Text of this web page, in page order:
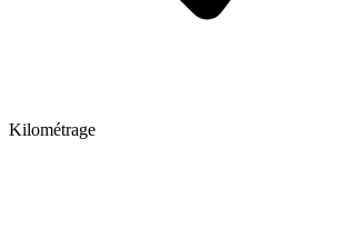
Kilométrage